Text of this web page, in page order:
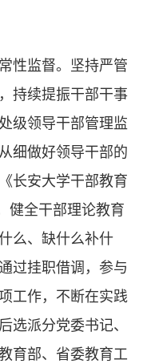
性监督。坚持严管
持续提振干部干事
级领导干部管理监
细做好领导干部的
长安大学干部教育
健全干部理论教育
么、缺什么补什
过挂职借调，参与
工作，不断在实践
选派分党委书记、
育部、省委教育工